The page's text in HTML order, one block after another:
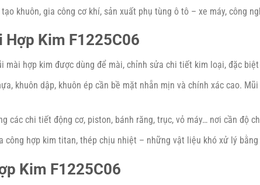
khuôn, gia công cơ khí, sản xuất phụ tùng ô tô – xe máy, công
Kim F1225C06
mài hợp kim được dùng để mài, chỉnh sửa chi tiết kim loại, đặc
khuôn dập, khuôn ép cần bề mặt nhẵn mịn và chính xác cao.
các chi tiết động cơ, piston, bánh răng, trục, vỏ máy… nơi cần độ
công hợp kim titan, thép chịu nhiệt – những vật liệu khó xử lý
Kim F1225C06